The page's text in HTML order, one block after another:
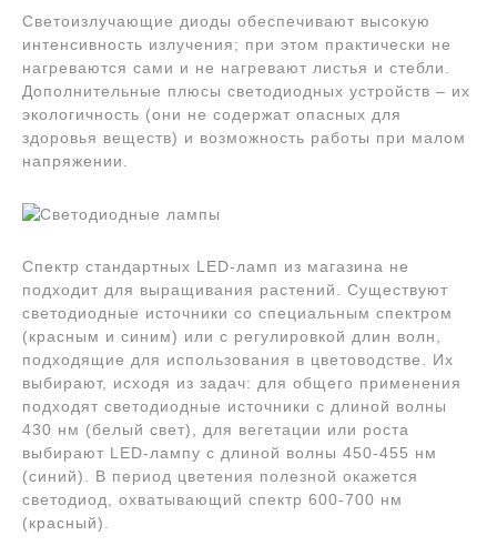
Светоизлучающие диоды обеспечивают высокую
интенсивность излучения; при этом практически не
нагреваются сами и не нагревают листья и стебли.
Дополнительные плюсы светодиодных устройств – их
экологичность (они не содержат опасных для
здоровья веществ) и возможность работы при малом
напряжении.
Спектр стандартных LED-ламп из магазина не
подходит для выращивания растений. Существуют
светодиодные источники со специальным спектром
(красным и синим) или с регулировкой длин волн,
подходящие для использования в цветоводстве. Их
выбирают, исходя из задач: для общего применения
подходят светодиодные источники с длиной волны
430 нм (белый свет), для вегетации или роста
выбирают LED-лампу с длиной волны 450-455 нм
(синий). В период цветения полезной окажется
светодиод, охватывающий спектр 600-700 нм
(красный).